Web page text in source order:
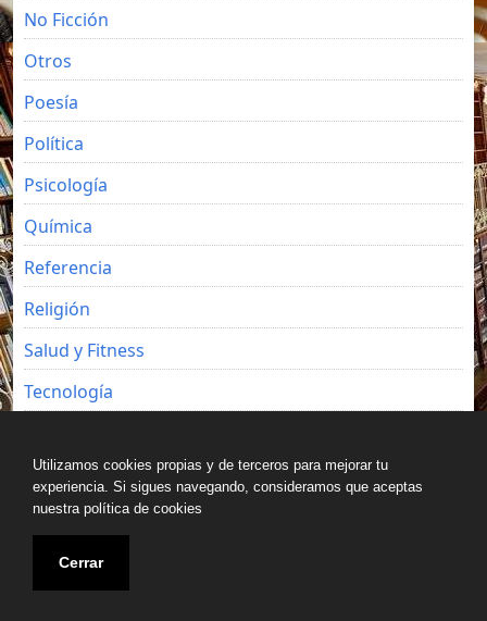
No Ficción
Otros
Poesía
Política
Psicología
Química
Referencia
Religión
Salud y Fitness
Tecnología
Utilizamos cookies propias y de terceros para mejorar tu
experiencia. Si sigues navegando, consideramos que aceptas
nuestra política de cookies
Cerrar